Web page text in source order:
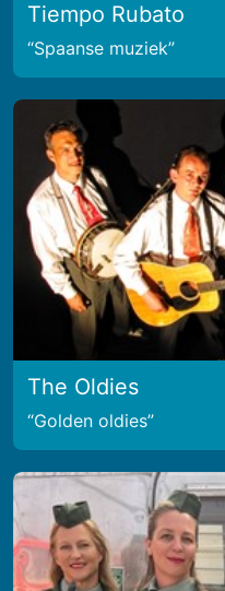
Tiempo Rubato
Spaanse muziek
The Oldies
Golden oldies